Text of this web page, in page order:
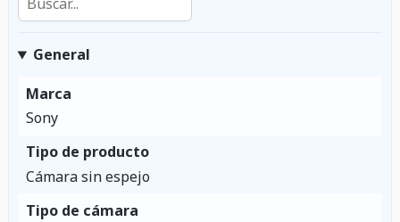
General
Marca
Sony
Tipo de producto
Cámara sin espejo
Tipo de cámara